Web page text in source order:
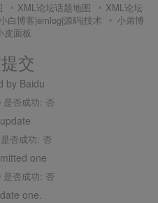
XML论坛话题地图
XML论坛
白博客|emlog|源码|技术
小弟博
皮面板
交
by Baidu
是否成功: 否
否成功: 否
one
是否成功: 否
one.